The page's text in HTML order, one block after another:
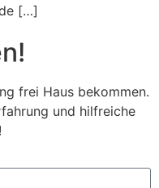
[…]
frei Haus bekommen.
und hilfreiche